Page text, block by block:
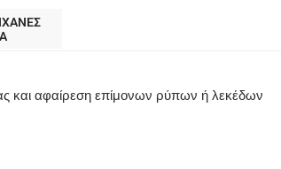
και αφαίρεση επίμονων ρύπων ή λεκέδων